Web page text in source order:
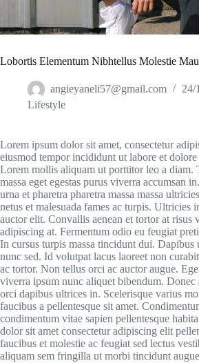
Lobortis Elementum Nibhtellus Molestie
angieyaneli57@gmail.com
24/
Lifestyle
Lorem ipsum dolor sit amet, consectetur
eiusmod tempor incididunt ut labore et dolore
Lorem mollis aliquam ut porttitor leo a diam.
massa eget egestas purus viverra accumsan
urna et pharetra pharetra massa massa
netus et malesuada fames ac turpis. Ultricies
auctor elit. Convallis aenean et tortor at risus
adipiscing at. Fermentum odio eu feugiat
In cursus turpis massa tincidunt dui. Dapibus
nunc sed. Id volutpat lacus laoreet non
ac tortor. Non tellus orci ac auctor augue.
viverra ipsum nunc aliquet bibendum. Donec
orci dapibus ultrices in. Scelerisque varius
faucibus a pellentesque sit amet.
condimentum vitae sapien pellentesque
dolor sit amet consectetur adipiscing elit
faucibus et molestie ac feugiat sed lectus
aliquam sem fringilla ut morbi tincidunt